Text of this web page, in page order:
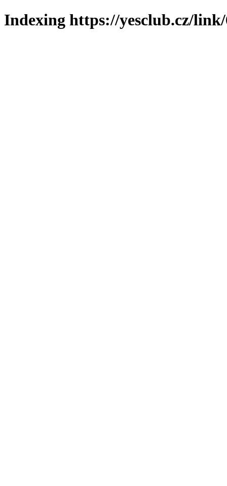
Indexing https://yesclub.cz/link/